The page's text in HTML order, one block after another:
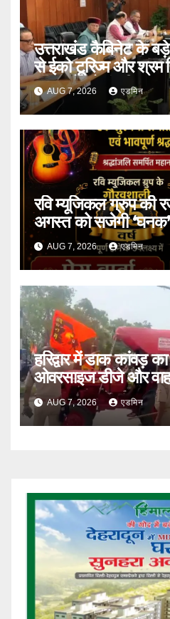
उत्तराखंड कैबिनेट के
से ईको टूरिज्म और श्रम
प्रस्तावों को मंजूरी
AUG 7, 2026 एडमिन
रवि म्यूजिकल ग्रुप की
अगस्त को सजेगी
AUG 7, 2026 एडमिन
हरिद्वार में डाक कांवड़
ओवरसाइज डीजे और
सख्तAUG 7, 2026 एडमिन